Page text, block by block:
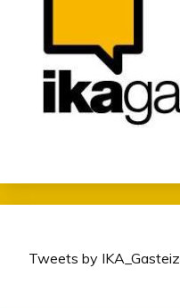
Tweets by IKA_Gasteiz